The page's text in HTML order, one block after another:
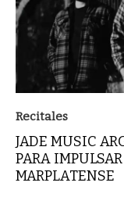
Recitales
JADE MUSIC
PARA
MARPLATENSE